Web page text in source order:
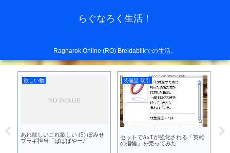
らぐなろく生活！
Ragnarok Online (RO) Breidablikでの生活。
欲しい物
あれ欲しいこれ欲しい (5) ぽみせ
ブラギ担当「ぱぱぱやー♪」
装備品 取引
セットでAxTが強化される「英雄
の指輪」を売ってみた